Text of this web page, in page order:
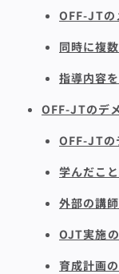
OFF-JTの
同時に複
指導内容
OFF-JTのデ
OFF-JTの
学んだこ
外部の講
OJT実施
育成計画